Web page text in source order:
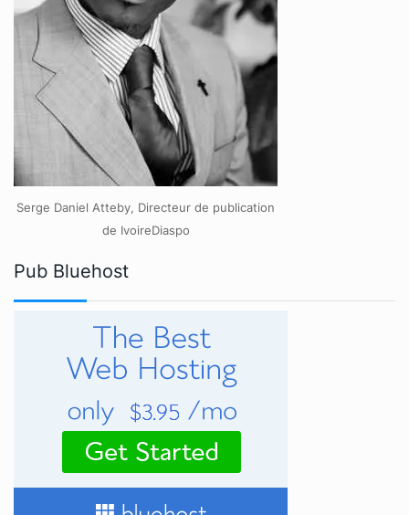
Serge Daniel Atteby, Directeur de publication
de IvoireDiaspo
Pub Bluehost